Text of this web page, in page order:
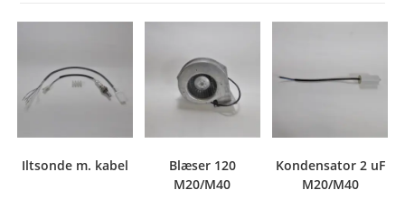
Iltsonde m. kabel
Blæser 120
M20/M40
Kondensator 2 uF
M20/M40